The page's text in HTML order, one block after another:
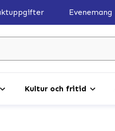
Evenemang
Kultur och fritid